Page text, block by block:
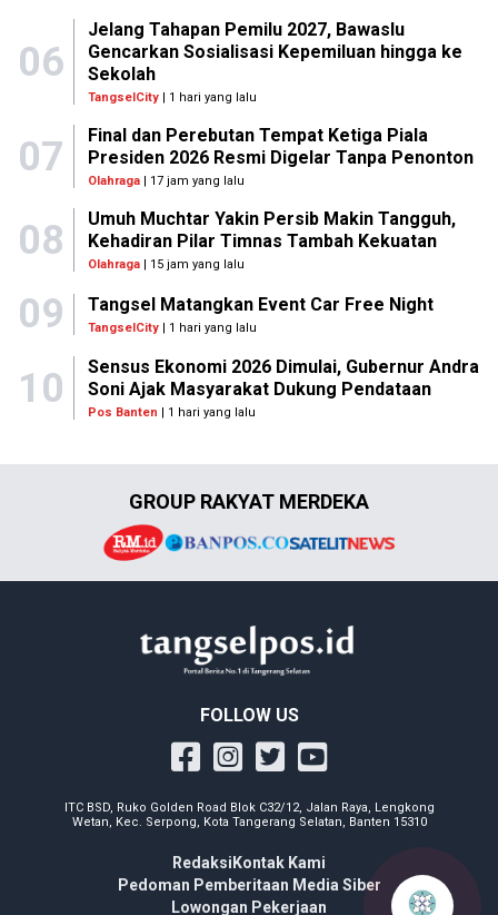
06
Jelang Tahapan Pemilu 2027, Bawaslu
Gencarkan Sosialisasi Kepemiluan hingga ke
Sekolah
TangselCity| 1 hari yang lalu
07
Final dan Perebutan Tempat Ketiga Piala
Presiden 2026 Resmi Digelar Tanpa Penonton
Olahraga| 17 jam yang lalu
08
Umuh Muchtar Yakin Persib Makin Tangguh,
Kehadiran Pilar Timnas Tambah Kekuatan
Olahraga| 15 jam yang lalu
09 Tangsel Matangkan Event Car Free Night
TangselCity | 1 hari yang lalu
10
Sensus Ekonomi 2026 Dimulai, Gubernur Andra
Soni Ajak Masyarakat Dukung Pendataan
Pos Banten | 1 hari yang lalu
GROUP RAKYAT MERDEKA
FOLLOW US
ITC BSD, Ruko Golden Road Blok C32/12, Jalan Raya, Lengkong
Wetan, Kec. Serpong, Kota Tangerang Selatan, Banten 15310
Redaksi Kontak Kami
Pedoman Pemberitaan Media Siber
Lowongan Pekerjaan